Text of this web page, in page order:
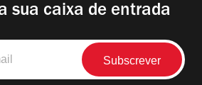
sua caixa de entrada